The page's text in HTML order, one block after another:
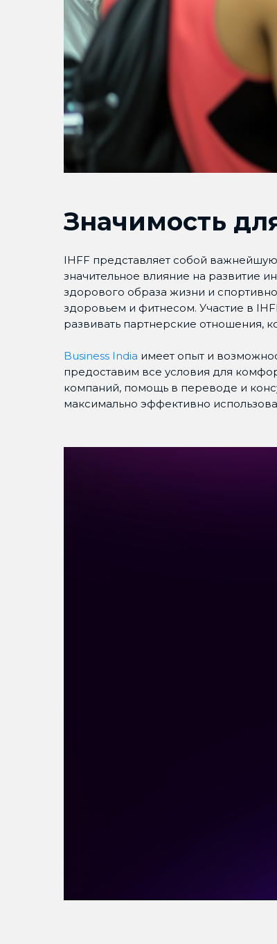
Значимость
IHFF представляет собой
значительное влияние на развитие
здорового образа жизни и
здоровьем и фитнесом. Участие в
развивать партнерские отношения,
Business India имеет опыт и
предоставим все условия для
компаний, помощь в переводе и
максимально эффективно